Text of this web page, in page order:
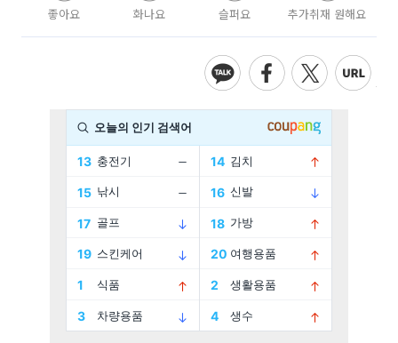
좋아요 화나요 슬퍼요 추가취재 원해요